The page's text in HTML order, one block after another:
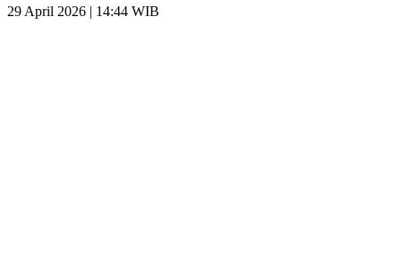
29 April 2026 | 14:44 WIB